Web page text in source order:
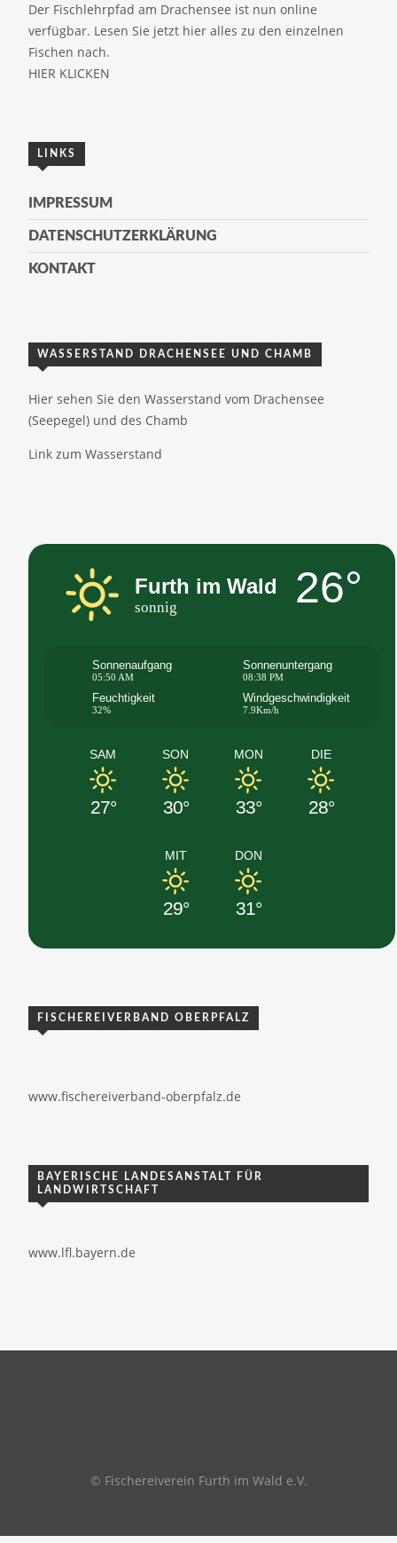
Der Fischlehrpfad am Drachensee ist nun online
verfügbar. Lesen Sie jetzt hier alles zu den einzelnen
Fischen nach.
HIER KLICKEN
LINKS
IMPRESSUM
DATENSCHUTZERKLÄRUNG
KONTAKT
WASSERSTAND DRACHENSEE UND CHAMB
Hier sehen Sie den Wasserstand vom Drachensee
(Seepegel) und des Chamb
Link zum Wasserstand
Furth im Wald
sonnig 26°
Sonnenaufgang
05:50 AM
Sonnenuntergang
08:38 PM
Feuchtigkeit
32%
Windgeschwindigkeit
7.9Km/h
SAM
27°
SON
30°
MON
33°
DIE
28°
MIT
29°
DON
31°
FISCHEREIVERBAND OBERPFALZ
www.fischereiverband-oberpfalz.de
BAYERISCHE LANDESANSTALT FÜR
LANDWIRTSCHAFT
www.lfl.bayern.de
© Fischereiverein Furth im Wald e.V.